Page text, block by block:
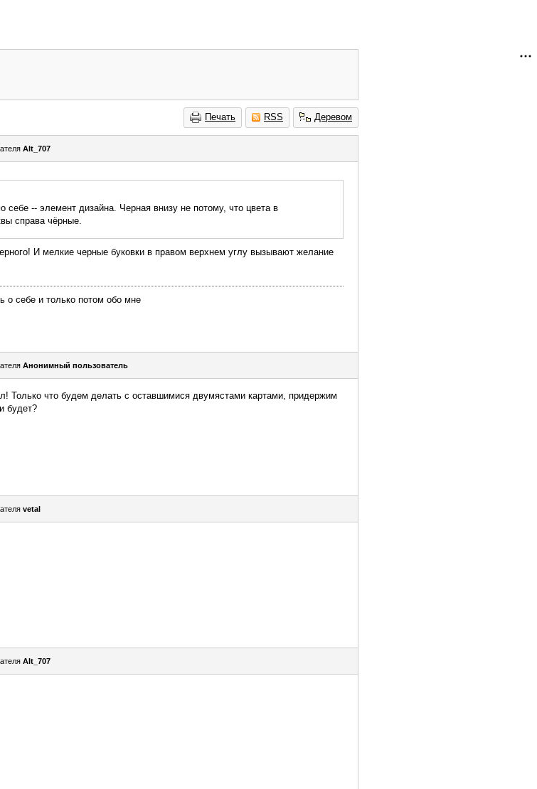
Печать RSS Деревом
Alt_707
-- элемент дизайна. Черная внизу не потому, что цвета в
справа чёрные.
И мелкие черные буковки в правом верхнем углу вызывают желание
о себе и только потом обо мне
Анонимный пользователь
Только что будем делать с оставшимися двумястами картами, придержим
будет?
vetal
Alt_707